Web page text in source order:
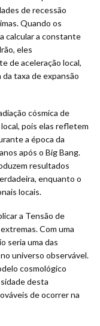
de recessão
Quando os
calcular a constante
eles
de aceleração local,
taxa de expansão
cósmica de
pois elas refletem
a época da
após o Big Bang.
resultados
enquanto o
locais.
a Tensão de
Com uma
seria uma das
universo observável.
cosmológico
desta
de ocorrer na